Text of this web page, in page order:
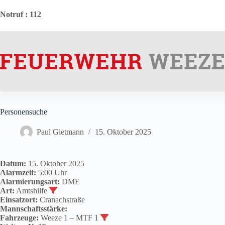
Inhalt
Notruf: 112
Personensuche
Paul Gietmann 15. Oktober 2025
Datum: 15. Oktober 2025
Alarmzeit: 5:00 Uhr
Alarmierungsart: DME
Art: Amtshilfe
Einsatzort: Cranachstraße
Mannschaftsstärke:
Fahrzeuge: Weeze 1 – MTF 1